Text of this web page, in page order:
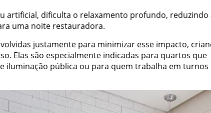
artificial, dificulta o relaxamento profundo, reduzindo
uma noite restauradora.
justamente para minimizar esse impacto,
Elas são especialmente indicadas para quartos que
iluminação pública ou para quem trabalha em turnos